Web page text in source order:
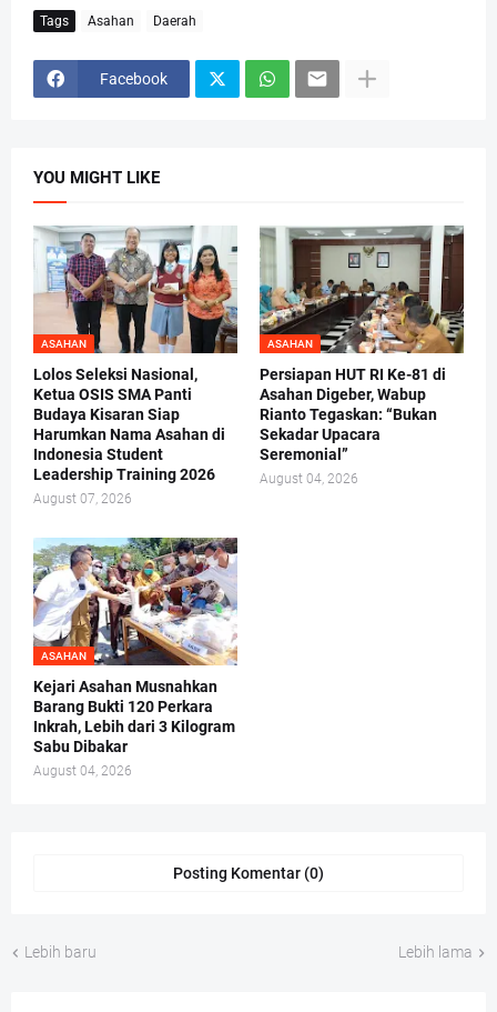
Tags Asahan Daerah
Facebook
YOU MIGHT LIKE
ASAHAN
Lolos Seleksi Nasional,
Ketua OSIS SMA Panti
Budaya Kisaran Siap
Harumkan Nama Asahan di
Indonesia Student
Leadership Training 2026
August 07, 2026
ASAHAN
Persiapan HUT RI Ke-81 di
Asahan Digeber, Wabup
Rianto Tegaskan: “Bukan
Sekadar Upacara
Seremonial”
August 04, 2026
ASAHAN
Kejari Asahan Musnahkan
Barang Bukti 120 Perkara
Inkrah, Lebih dari 3 Kilogram
Sabu Dibakar
August 04, 2026
Posting Komentar (0)
Lebih baru Lebih lama